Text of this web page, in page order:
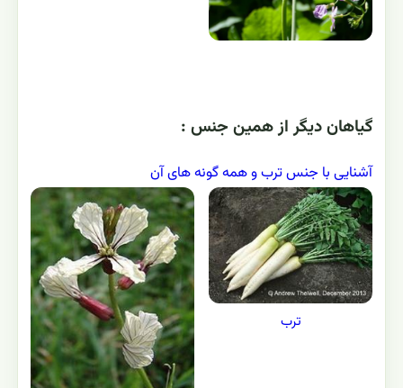
گياهان ديگر از همين جنس :
آشنایی با جنس ترب و همه گونه های آن
ترب